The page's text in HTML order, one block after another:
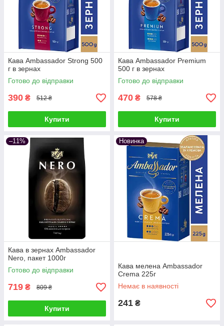
Кава Ambassador Strong 500
г в зернах
Готово до відправки
390 ₴ 512 ₴
Купити
Кава Ambassador Premium
500 г в зернах
Готово до відправки
470 ₴ 578 ₴
Купити
–11%
Кава в зернах Ambassador
Nero, пакет 1000г
Готово до відправки
719 ₴ 809 ₴
Купити
Новинка
Кава мелена Ambassador
Crema 225г
Немає в наявності
241 ₴